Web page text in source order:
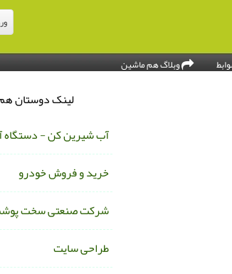
وبلاگ هم ماشین
لینک دوستان
آب شیرین کن -
خرید و فروش خودرو
شرکت صنعتی سخت
طراحی سایت